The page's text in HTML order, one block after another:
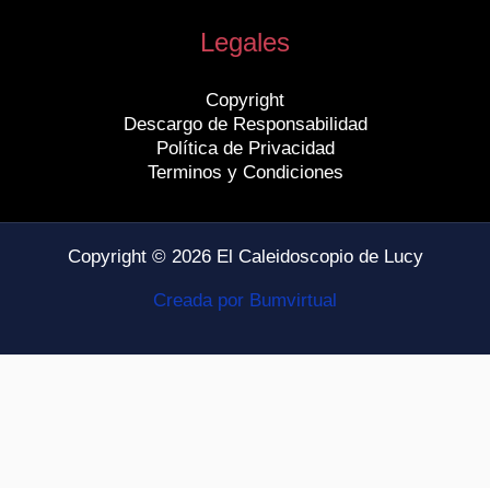
Legales
Copyright
Descargo de Responsabilidad
Política de Privacidad
Terminos y Condiciones
Copyright © 2026 El Caleidoscopio de Lucy
Creada por Bumvirtual